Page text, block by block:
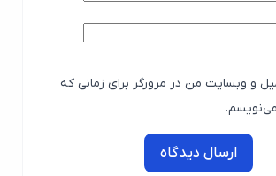
و وبسایت من در مرورگر برای زمانی که
ارسال دیدگاه